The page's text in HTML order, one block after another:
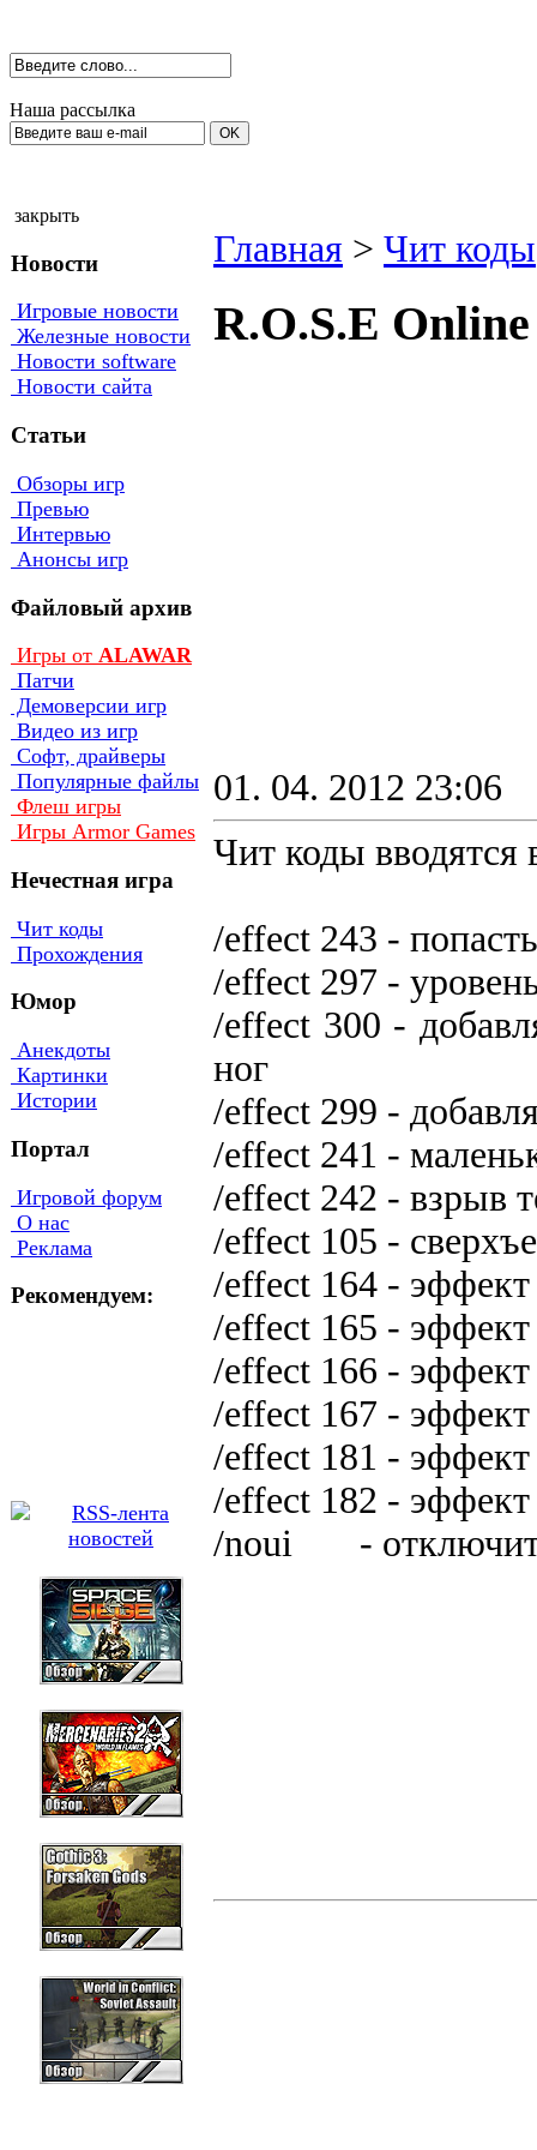
Наша рассылка
закрыть
Новости
Игровые новости
Железные новости
Новости software
Новости сайта
Статьи
Обзоры игр
Превью
Интервью
Анонсы игр
Файловый архив
Игры от ALAWAR
Патчи
Демоверсии игр
Видео из игр
Софт, драйверы
Популярные файлы
Флеш игры
Игры Armor Games
Нечестная игра
Чит коды
Прохождения
Юмор
Анекдоты
Картинки
Истории
Портал
Игровой форум
О нас
Реклама
Рекомендуем:
Главная > Чит коды
R.О.S.Е
01. 04. 2012 23:06
Чит коды вводятся
/effect 243 -
/effect 297 -
/effect 300 -
нoг
/effect 299 -
/effect 241 -
/effect 242 - взpыв
/effect 105 -
/effect 164 - эффeкт
/effect 165 - эффeкт
/effect 166 -
/effect 167 -
/effect 181 - эффeкт
/effect 182 - эффeкт
/noui -